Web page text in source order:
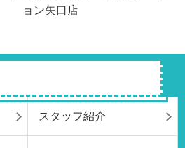
スタッフ紹介